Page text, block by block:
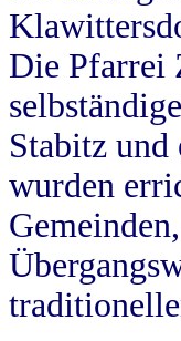
Die Pfarrei
Stabitz
wurden